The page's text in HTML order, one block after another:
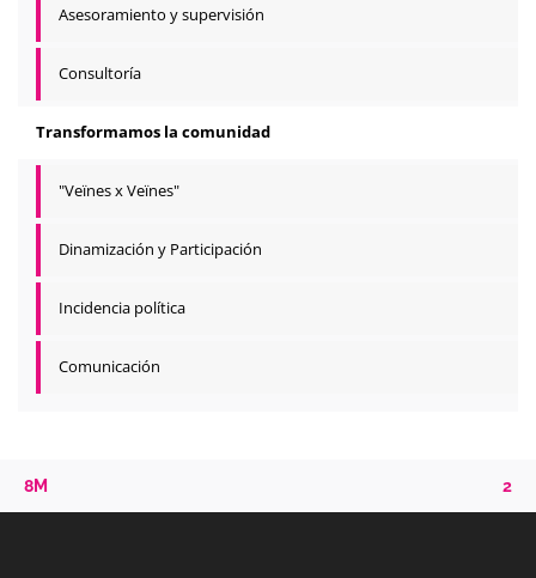
Asesoramiento y supervisión
Consultoría
Transformamos la comunidad
"Veïnes x Veïnes"
Dinamización y Participación
Incidencia política
Comunicación
8M 2